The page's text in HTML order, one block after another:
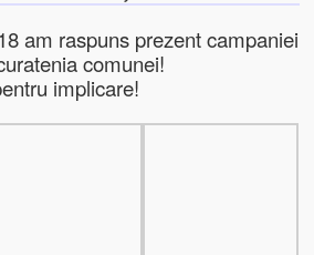
am raspuns prezent campaniei
comunei!
implicare!